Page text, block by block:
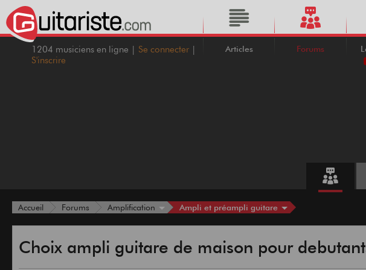
1204 musiciens en ligne | Se connecter |
S'inscrire
Articles Forums
Accueil Forums Amplification Ampli et préampli guitare
Choix ampli guitare de maison pour